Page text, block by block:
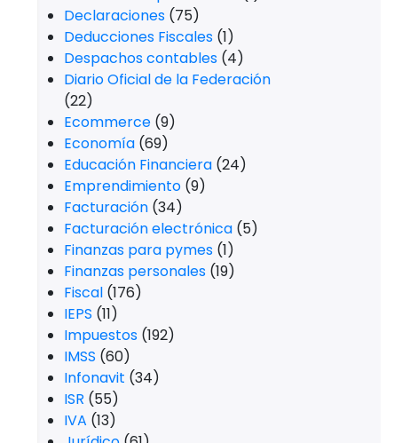
Declaraciones (75)
Deducciones Fiscales (1)
Despachos contables (4)
Diario Oficial de la Federación
(22)
Ecommerce (9)
Economía (69)
Educación Financiera (24)
Emprendimiento (9)
Facturación (34)
Facturación electrónica (5)
Finanzas para pymes (1)
Finanzas personales (19)
Fiscal (176)
IEPS (11)
Impuestos (192)
IMSS (60)
Infonavit (34)
ISR (55)
IVA (13)